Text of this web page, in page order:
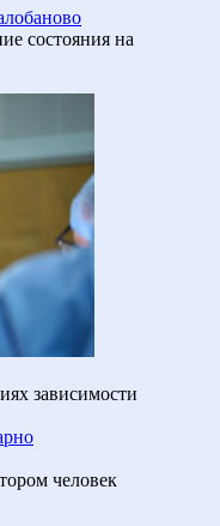
состояния на
зависимости
человек